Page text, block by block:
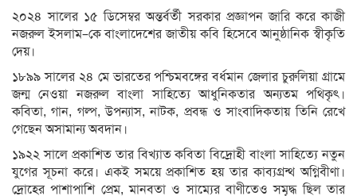
২০২৪ সালের ১৫ ডিসেম্বর অন্তর্বর্তী সরকার প্রজ্ঞাপন জারি করে কাজী
নজরুল ইসলাম–কে বাংলাদেশের জাতীয় কবি হিসেবে আনুষ্ঠানিক স্বীকৃতি
দেয়।
১৮৯৯ সালের ২৪ মে ভারতের পশ্চিমবঙ্গের বর্ধমান জেলার চুরুলিয়া গ্রামে
জন্ম নেওয়া নজরুল বাংলা সাহিত্যে আধুনিকতার অন্যতম পথিকৃৎ।
কবিতা, গান, গল্প, উপন্যাস, নাটক, প্রবন্ধ ও সাংবাদিকতায় তিনি রেখে
গেছেন অসামান্য অবদান।
১৯২২ সালে প্রকাশিত তার বিখ্যাত কবিতা বিদ্রোহী বাংলা সাহিত্যে নতুন
যুগের সূচনা করে। একই সময়ে প্রকাশিত হয় তার কাব্যগ্রন্থ অগ্নিবীণা।
দ্রোহের পাশাপাশি প্রেম, মানবতা ও সাম্যের বাণীতেও সমৃদ্ধ ছিল তার